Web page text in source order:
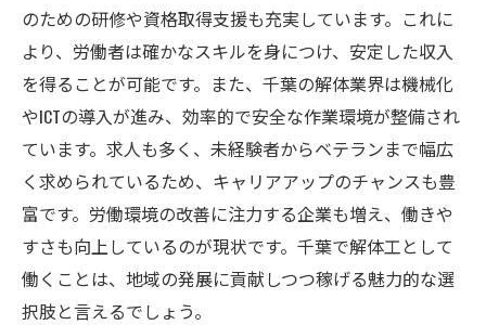
のための研修や資格取得支援も充実しています。これに
より、労働者は確かなスキルを身につけ、安定した収入
を得ることが可能です。また、千葉の解体業界は機械化
やICTの導入が進み、効率的で安全な作業環境が整備され
ています。求人も多く、未経験者からベテランまで幅広
く求められているため、キャリアアップのチャンスも豊
富です。労働環境の改善に注力する企業も増え、働きや
すさも向上しているのが現状です。千葉で解体工として
働くことは、地域の発展に貢献しつつ稼げる魅力的な選
択肢と言えるでしょう。